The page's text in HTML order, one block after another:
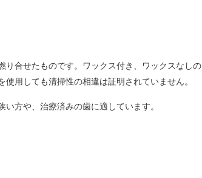
合せたものです。ワックス付き、ワックスなしの
用しても清掃性の相違は証明されていません。
方や、治療済みの歯に適しています。